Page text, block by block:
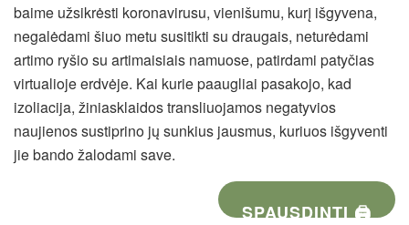
baime užsikrėsti koronavirusu, vienišumu, kurį išgyvena,
negalėdami šiuo metu susitikti su draugais, neturėdami
artimo ryšio su artimaisiais namuose, patirdami patyčias
virtualioje erdvėje. Kai kurie paaugliai pasakojo, kad
izoliacija, žiniasklaidos transliuojamos negatyvios
naujienos sustiprino jų sunkius jausmus, kuriuos išgyventi
jie bando žalodami save.
SPAUSDINTI 🖨